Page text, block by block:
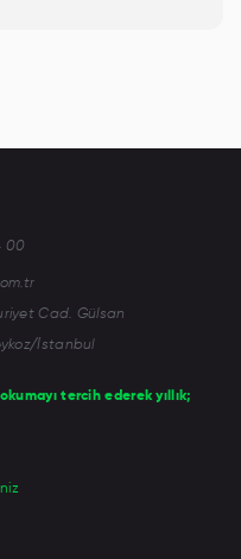
tercih ederek yıllık;
00
Cad. Gülsan
İstanbul